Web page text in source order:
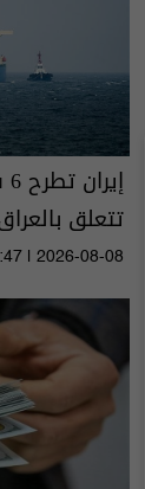
تتعلق
| 2026-08-08